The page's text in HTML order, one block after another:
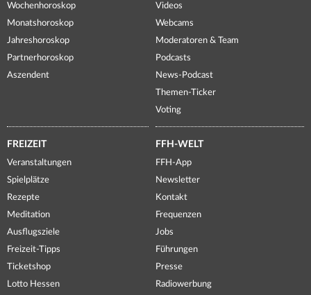
Wochenhoroskop
Monatshoroskop
Jahreshoroskop
Partnerhoroskop
Aszendent
Videos
Webcams
Moderatoren & Team
Podcasts
News-Podcast
Themen-Ticker
Voting
FREIZEIT
Veranstaltungen
Spielplätze
Rezepte
Meditation
Ausflugsziele
Freizeit-Tipps
Ticketshop
Lotto Hessen
FFH-WELT
FFH-App
Newsletter
Kontakt
Frequenzen
Jobs
Führungen
Presse
Radiowerbung